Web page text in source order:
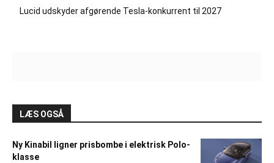
Lucid udskyder afgørende Tesla-konkurrent til 2027
LÆS OGSÅ
Ny Kinabil ligner prisbombe i elektrisk Polo-
klasse